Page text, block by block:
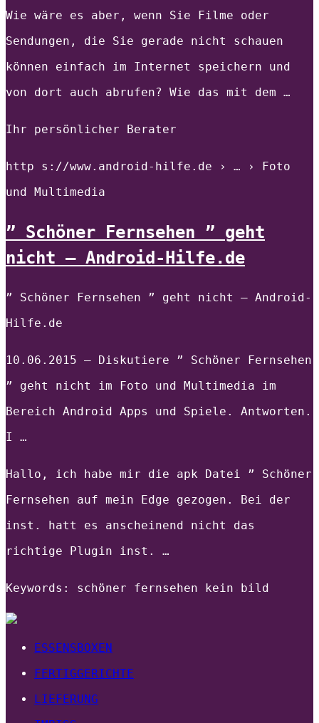
Wie wäre es aber, wenn Sie Filme oder
Sendungen, die Sie gerade nicht schauen
können einfach im Internet speichern und
von dort auch abrufen? Wie das mit dem …
Ihr persönlicher Berater
http s://www.android-hilfe.de › … › Foto
und Multimedia
” Schöner Fernsehen ” geht
nicht – Android-Hilfe.de
” Schöner Fernsehen ” geht nicht – Android-
Hilfe.de
10.06.2015 — Diskutiere ” Schöner Fernsehen
” geht nicht im Foto und Multimedia im
Bereich Android Apps und Spiele. Antworten.
I …
Hallo, ich habe mir die apk Datei ” Schöner
Fernsehen auf mein Edge gezogen. Bei der
inst. hatt es anscheinend nicht das
richtige Plugin inst. …
Keywords: schöner fernsehen kein bild
ESSENSBOXEN
FERTIGGERICHTE
LIEFERUNG